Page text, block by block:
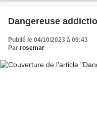
Dangereuse
Publié le 04/10/2023 à 09:43
Par rosemar